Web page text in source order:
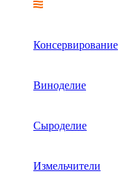
Консервирование
Виноделие
Сыроделие
Измельчители